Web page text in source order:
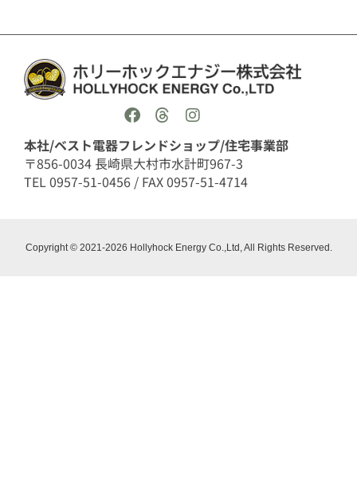
本社/ベスト電器フレンドショップ/住宅事業部
〒856-0034 長崎県大村市水計町967-3
TEL 0957-51-0456 / FAX 0957-51-4714
Copyright © 2021-2026 Hollyhock Energy Co.,Ltd, All Rights Reserved.